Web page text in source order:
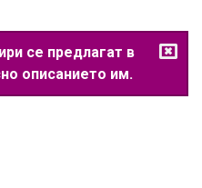
се предлагат в
описанието им.